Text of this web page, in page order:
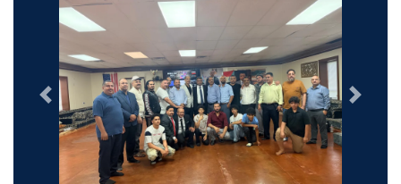
التالى السابق